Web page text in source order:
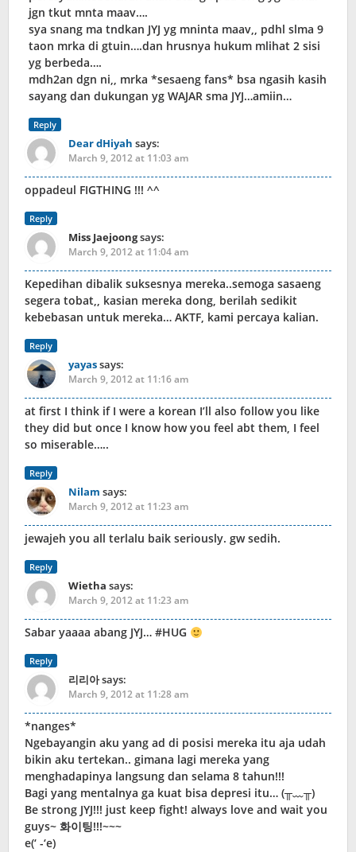
jgn tkut mnta maav….
sya snang ma tndkan JYJ yg mninta maav,, pdhl slma 9
taon mrka di gtuin….dan hrusnya hukum mlihat 2 sisi
yg berbeda….
mdh2an dgn ni,, mrka *sesaeng fans* bsa ngasih kasih
sayang dan dukungan yg WAJAR sma JYJ…amiin…
Reply
Dear dHiyah says:
March 9, 2012 at 11:03 am
oppadeul FIGTHING !!! ^^
Reply
Miss Jaejoongsays:
March 9, 2012 at 11:04 am
Kepedihan dibalik suksesnya mereka..semoga sasaeng
segera tobat,, kasian mereka dong, berilah sedikit
kebebasan untuk mereka… AKTF, kami percaya kalian.
Reply
yayassays:
March 9, 2012 at 11:16 am
at first I think if I were a korean I’ll also follow you like
they did but once I know how you feel abt them, I feel
so miserable…..
Reply
Nilam says:
March 9, 2012 at 11:23 am
jewajeh you all terlalu baik seriously. gw sedih.
Reply
Wietha says:
March 9, 2012 at 11:23 am
Sabar yaaaa abang JYJ… #HUG
Reply
리리아says:
March 9, 2012 at 11:28 am
*nanges*
Ngebayangin aku yang ad di posisi mereka itu aja udah
bikin aku tertekan.. gimana lagi mereka yang
menghadapinya langsung dan selama 8 tahun!!!
Bagi yang mentalnya ga kuat bisa depresi itu… (╥﹏╥)
Be strong JYJ!!! just keep fight! always love and wait you
guys~ 화이팅!!!~~~
e(‘ -‘e)